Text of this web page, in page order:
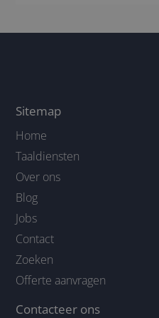
Sitemap
Home
Taaldiensten
Over ons
Blog
Jobs
Contact
Zoeken
Offerte aanvragen
Contacteer ons